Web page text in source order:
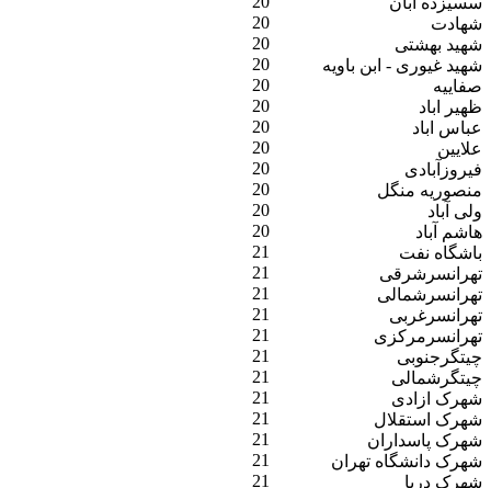
شهادت
20
شهید بهشتی
20
شهید غیوری - ابن باویه
20
صفاییه
20
ظهیر اباد
20
عباس اباد
20
علایین
20
فیروزآبادی
20
منصوریه منگل
20
ولی آباد
20
هاشم آباد
20
باشگاه نفت
21
تهرانسرشرقی
21
تهرانسرشمالی
21
تهرانسرغربی
21
تهرانسرمرکزی
21
چیتگرجنوبی
21
چیتگرشمالی
21
شهرک ازادی
21
شهرک استقلال
21
شهرک پاسداران
21
شهرک دانشگاه تهران
21
شهرک دریا
21